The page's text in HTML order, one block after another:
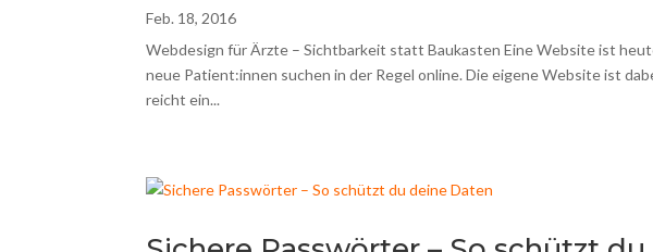
Feb. 18, 2016
Webdesign für Ärzte – Sichtbarkeit statt Baukasten Eine Website ist
neue Patient:innen suchen in der Regel online. Die eigene Website ist
reicht ein...